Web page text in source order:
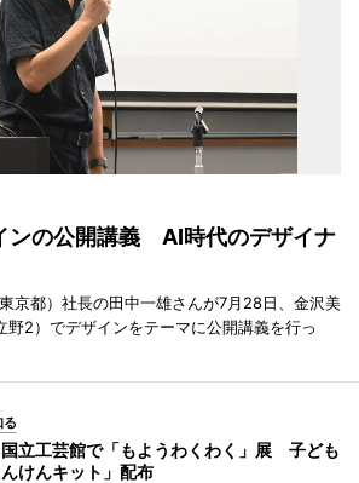
ンの公開講義 AI時代のデザイナ
京都）社長の田中一雄さんが7月28日、金沢美
野2）でデザインをテーマに公開講義を行っ
る
立工芸館で「もようわくわく」展 子ども
けんキット」配布